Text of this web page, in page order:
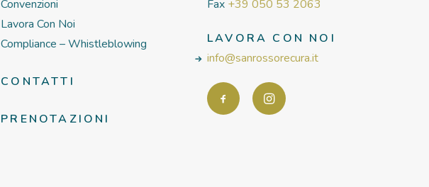
Convenzioni
Lavora Con Noi
Compliance – Whistleblowing
CONTATTI
PRENOTAZIONI
Fax +39 050 53 2063
LAVORA CON NOI
info@sanrossorecura.it